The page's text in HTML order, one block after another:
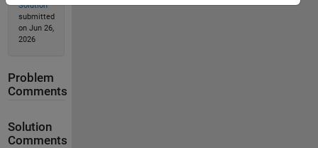
Solution
submitted
on Jun 26,
2026
Problem
Comments
Solution
Comments